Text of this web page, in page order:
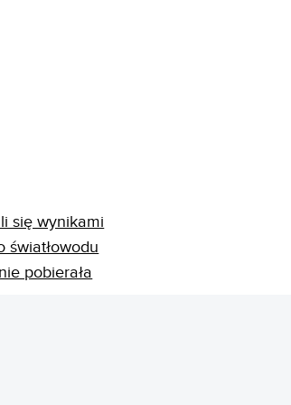
się wynikami
światłowodu
pobierała